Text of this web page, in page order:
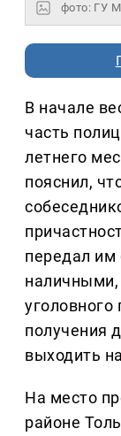
фото: ГУ
В начале
часть
летнего
пояснил,
передал им
получения
выходить
На место
районе